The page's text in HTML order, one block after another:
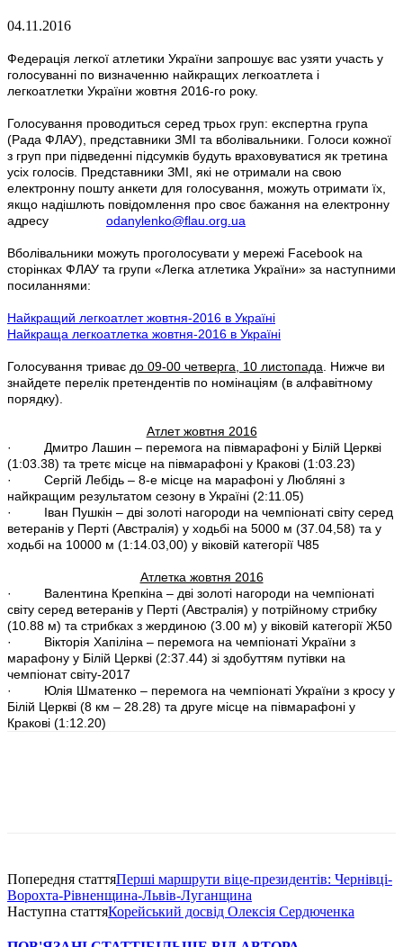
04.11.2016
Федерація легкої атлетики України запрошує вас узяти участь у
голосуванні по визначенню найкращих легкоатлета і
легкоатлетки України жовтня 2016-го року.
Голосування проводиться серед трьох груп: експертна група
(Рада ФЛАУ), представники ЗМІ та вболівальники. Голоси кожної
з груп при підведенні підсумків будуть враховуватися як третина
усіх голосів. Представники ЗМІ, які не отримали на свою
електронну пошту анкети для голосування, можуть отримати їх,
якщо надішлють повідомлення про своє бажання на електронну
адресу odanylenko@flau.org.ua
Вболівальники можуть проголосувати у мережі Facebook на
сторінках ФЛАУ та групи «Легка атлетика України» за наступними
посиланнями:
Найкращий легкоатлет жовтня-2016 в Україні
Найкраща легкоатлетка жовтня-2016 в Україні
Голосування триває до 09-00 четверга, 10 листопада . Нижче ви
знайдете перелік претендентів по номінаціям (в алфавітному
порядку).
Атлет жовтня 2016
· Дмитро Лашин – перемога на півмарафоні у Білій Церкві
(1:03.38) та третє місце на півмарафоні у Кракові (1:03.23)
· Сергій Лебідь – 8-е місце на марафоні у Любляні з
найкращим результатом сезону в Україні (2:11.05)
· Іван Пушкін – дві золоті нагороди на чемпіонаті світу серед
ветеранів у Перті (Австралія) у ходьбі на 5000 м (37.04,58) та у
ходьбі на 10000 м (1:14.03,00) у віковій категорії Ч85
Атлетка жовтня 2016
· Валентина Крепкіна – дві золоті нагороди на чемпіонаті
світу серед ветеранів у Перті (Австралія) у потрійному стрибку
(10.88 м) та стрибках з жердиною (3.00 м) у віковій категорії Ж50
· Вікторія Хапіліна – перемога на чемпіонаті України з
марафону у Білій Церкві (2:37.44) зі здобуттям путівки на
чемпіонат світу-2017
· Юлія Шматенко – перемога на чемпіонаті України з кросу у
Білій Церкві (8 км – 28.28) та друге місце на півмарафоні у
Кракові (1:12.20)
Попередня статтяПерші маршрути віце-президентів: Чернівці-
Ворохта-Рівненщина-Львів-Луганщина
Наступна статтяКорейський досвід Олексія Сердюченка